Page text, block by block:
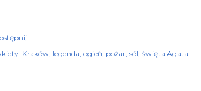
Kraków legenda ogień pożar sól święta Agata